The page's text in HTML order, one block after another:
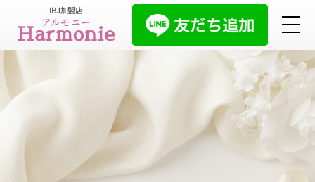
IBJ加盟店
アルモニー
Harmonie